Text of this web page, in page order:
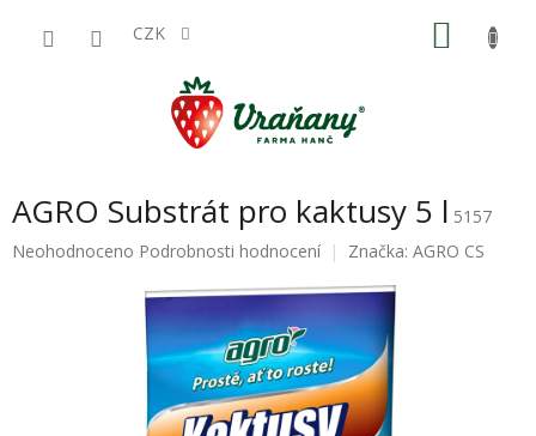
CZK
AGRO Substrát pro kaktusy 5 l 5157
Průměrné
Neohodnoceno Podrobnosti hodnocení Značka: AGRO CS